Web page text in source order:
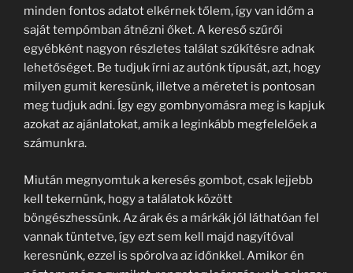
minden fontos adatot elkérnek tőlem, így van időm a
saját tempómban átnézni őket. A kereső szűrői
egyébként nagyon részletes találat szűkítésre adnak
lehetőséget. Be tudjuk írni az autónk típusát, azt, hogy
milyen gumit keresünk, illetve a méretet is pontosan
meg tudjuk adni. Így egy gombnyomásra meg is kapjuk
azokat az ajánlatokat, amik a leginkább megfelelőek a
számunkra.
Miután megnyomtuk a keresés gombot, csak lejjebb
kell tekernünk, hogy a találatok között
böngészhessünk. Az árak és a márkák jól láthatóan fel
vannak tüntetve, így ezt sem kell majd nagyítóval
keresnünk, ezzel is spórolva az időnkkel. Amikor én